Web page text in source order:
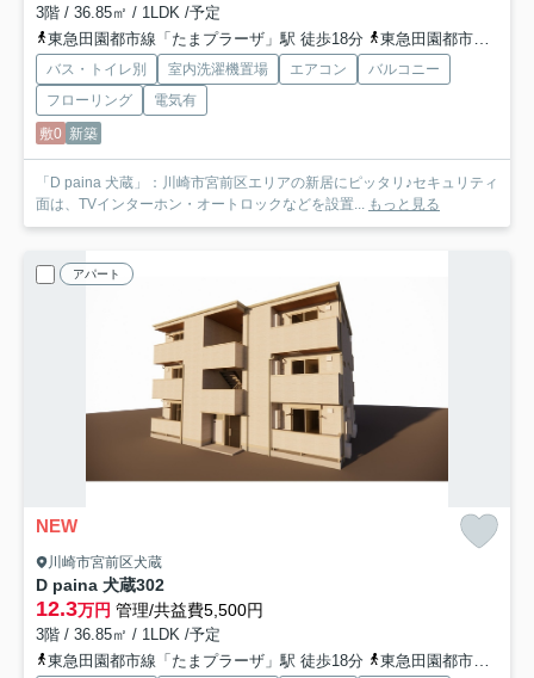
3階 / 36.85㎡ / 1LDK /予定
東急田園都市線「たまプラーザ」駅 徒歩18分
東急田園都市線「鷺沼」駅 徒歩25分
バス・トイレ別 室内洗濯機置場 エアコン
バルコニー
フローリング
電気有
敷0 新築
「D paina 犬蔵」：川崎市宮前区エリアの新居にピッタリ♪セキュリティ
面は、TVインターホン・オートロックなどを設置...
もっと見る
アパート
NEW
川崎市宮前区犬蔵
D paina 犬蔵302
12.3万円 管理/共益費5,500円
3階 / 36.85㎡ / 1LDK /予定
東急田園都市線「たまプラーザ」駅 徒歩18分
東急田園都市線「鷺沼」駅 徒歩25分